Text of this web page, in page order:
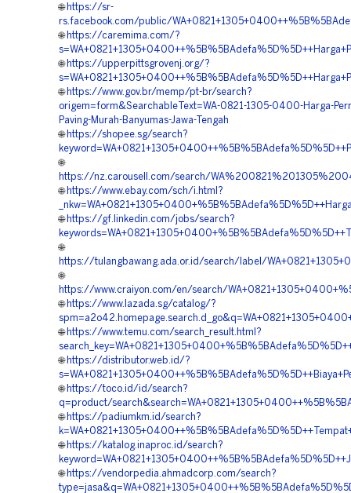
🌐 https://sr-
rs.facebook.com/public/
🌐 https://caremima.com/?
🌐 https://upperpittsgrovenj.org/?
🌐 https://www.gov.br/memp/pt-br/search?
origem=form&SearchableText=WA-0821-1305-0400-Harga-
Paving-Murah-Banyumas-Jawa-Tengah
🌐 https://shopee.sg/search?
🌐
https://nz.carousell.com/search/
🌐 https://www.ebay.com/sch/i.html?
🌐 https://gf.linkedin.com/jobs/search?
🌐
https://tulangbawang.ada.or.id/search/label/
🌐
https://www.craiyon.com/en/search/
🌐 https://www.lazada.sg/catalog/?
🌐 https://www.temu.com/search_result.html?
🌐 https://distributor.web.id/?
🌐 https://toco.id/id/search?
q=product/
🌐 https://padiumkm.id/search?
🌐 https://katalog.inaproc.id/search?
🌐 https://vendorpedia.ahmadcorp.com/search?